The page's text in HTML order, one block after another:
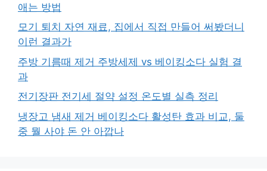
애는 방법
모기 퇴치 자연 재료, 집에서 직접 만들어 써봤더니
이런 결과가
주방 기름때 제거 주방세제 vs 베이킹소다 실험 결
과
전기장판 전기세 절약 설정 온도별 실측 정리
냉장고 냄새 제거 베이킹소다 활성탄 효과 비교, 둘
중 뭘 사야 돈 안 아깝나